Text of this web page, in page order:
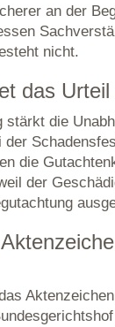
an der
nicht.
das
stärkt die
der
die
der